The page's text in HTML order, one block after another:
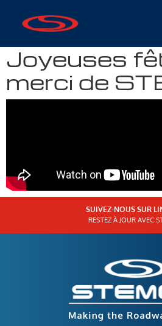
Joyeuses
merci de
SUIVEZ-NOUS SUR
RESTEZ À JOUR AVEC